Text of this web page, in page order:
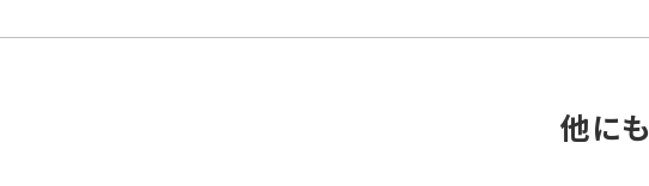
他にも